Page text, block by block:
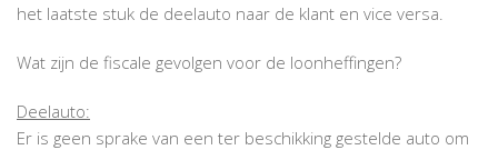
het laatste stuk de deelauto naar de klant en vice versa.
Wat zijn de fiscale gevolgen voor de loonheffingen?
Deelauto:
Er is geen sprake van een ter beschikking gestelde auto om